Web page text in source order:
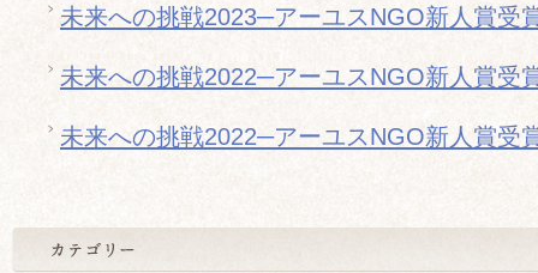
未来への挑戦2023─アーユスNGO新人賞受
未来への挑戦2022─アーユスNGO新人賞受
未来への挑戦2022─アーユスNGO新人賞受